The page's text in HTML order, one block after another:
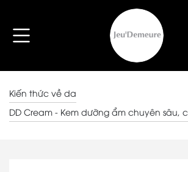
Kiến thức về da
DD Cream - Kem dưỡng ẩm chuyên sâu,